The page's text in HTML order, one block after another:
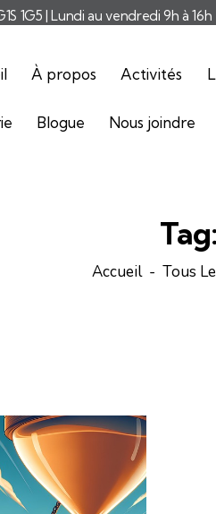
1G5 | Lundi au vendredi 9h à 16h
À propos Activités
Blogue Nous joindre
Accueil Tous